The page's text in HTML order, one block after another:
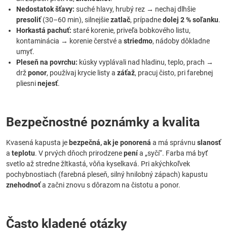
Nedostatok šťavy: suché hlavy, hrubý rez → nechaj dlhšie
presoliť(30–60 min), silnejšiezatlač, prípadnedolej 2 % soľanku.
Horkastá pachuť: staré korenie, priveľa bobkového listu,
kontaminácia → korenie čerstvé a striedmo, nádoby dôkladne
umyť.
Pleseň na povrchu: kúsky vyplávali nad hladinu, teplo, prach →
držponor, používaj krycie listy a záťaž, pracuj čisto, pri farebnej
pliesninejesť.
Bezpečnostné poznámky a kvalita
Kvasená kapusta je bezpečná, ak je ponorená a má správnu slanosť
a teplotu. V prvých dňoch prirodzenepenía „syčí“. Farba má byť
svetlo až stredne žltkastá, vôňa kyselkavá. Pri akýchkoľvek
pochybnostiach (farebná pleseň, silný hnilobný zápach) kapustu
znehodnoťa začni znovu s dôrazom na čistotu a ponor.
Často kladené otázky